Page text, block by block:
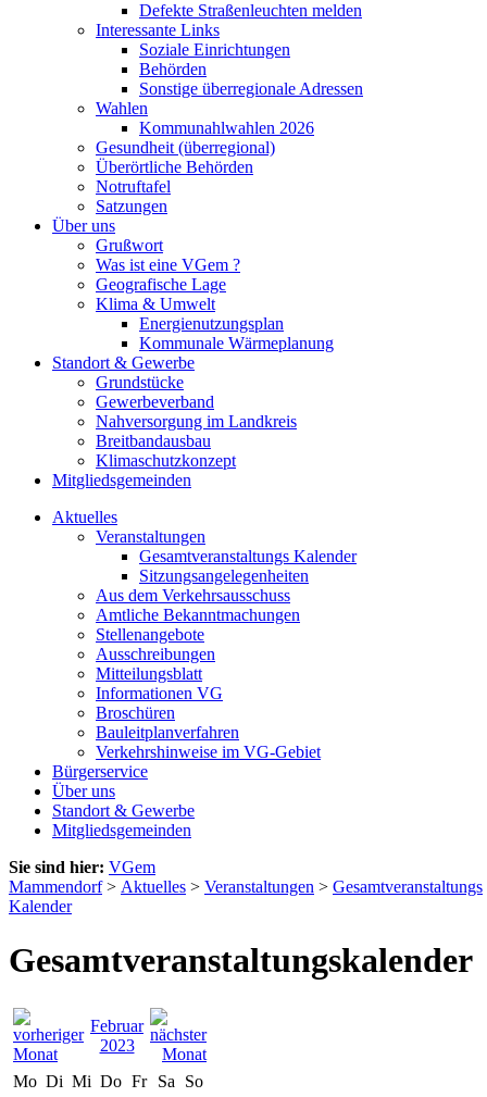
Defekte Straßenleuchten melden
Interessante Links
Soziale Einrichtungen
Behörden
Sonstige überregionale Adressen
Wahlen
Kommunahlwahlen 2026
Gesundheit (überregional)
Überörtliche Behörden
Notruftafel
Satzungen
Über uns
Grußwort
Was ist eine VGem ?
Geografische Lage
Klima & Umwelt
Energienutzungsplan
Kommunale Wärmeplanung
Standort & Gewerbe
Grundstücke
Gewerbeverband
Nahversorgung im Landkreis
Breitbandausbau
Klimaschutzkonzept
Mitgliedsgemeinden
Aktuelles
Veranstaltungen
Gesamtveranstaltungs Kalender
Sitzungsangelegenheiten
Aus dem Verkehrsausschuss
Amtliche Bekanntmachungen
Stellenangebote
Ausschreibungen
Mitteilungsblatt
Informationen VG
Broschüren
Bauleitplanverfahren
Verkehrshinweise im VG-Gebiet
Bürgerservice
Über uns
Standort & Gewerbe
Mitgliedsgemeinden
Sie sind hier: VGem
Mammendorf> Aktuelles > Veranstaltungen > Gesamtveranstaltungs
Kalender
Gesamtveranstaltungskalender
Februar
2023
Mo Di Mi Do Fr Sa
So